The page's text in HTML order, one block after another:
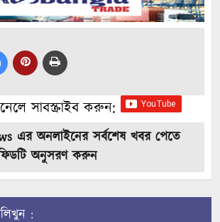
সাবস্ক্রাইব করুন:
এর অনলাইনের সর্বশেষ খবর পেতে
অনুসরণ করুন
: